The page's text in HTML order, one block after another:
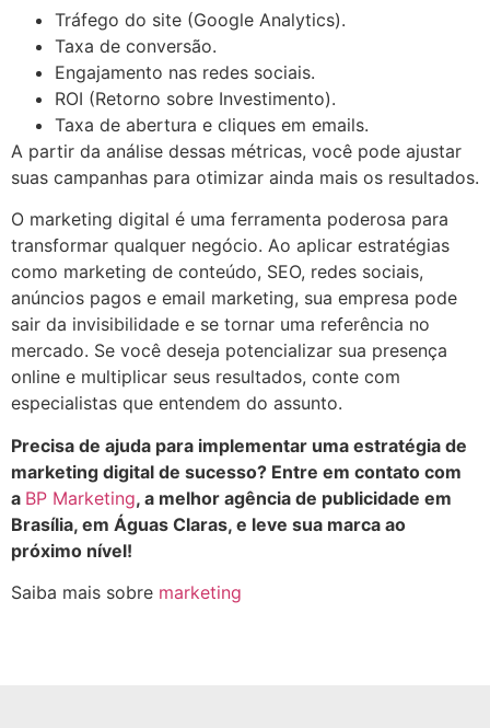
Tráfego do site (Google Analytics).
Taxa de conversão.
Engajamento nas redes sociais.
ROI (Retorno sobre Investimento).
Taxa de abertura e cliques em emails.
A partir da análise dessas métricas, você pode ajustar
suas campanhas para otimizar ainda mais os resultados.
O marketing digital é uma ferramenta poderosa para
transformar qualquer negócio. Ao aplicar estratégias
como marketing de conteúdo, SEO, redes sociais,
anúncios pagos e email marketing, sua empresa pode
sair da invisibilidade e se tornar uma referência no
mercado. Se você deseja potencializar sua presença
online e multiplicar seus resultados, conte com
especialistas que entendem do assunto.
Precisa de ajuda para implementar uma estratégia de
marketing digital de sucesso? Entre em contato com
a BP Marketing, a melhor agência de publicidade em
Brasília, em Águas Claras, e leve sua marca ao
próximo nível!
Saiba mais sobre marketing